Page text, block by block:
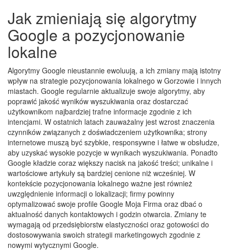
Jak zmieniają się algorytmy
Google a pozycjonowanie
lokalne
Algorytmy Google nieustannie ewoluują, a ich zmiany mają istotny
wpływ na strategie pozycjonowania lokalnego w Gorzowie i innych
miastach. Google regularnie aktualizuje swoje algorytmy, aby
poprawić jakość wyników wyszukiwania oraz dostarczać
użytkownikom najbardziej trafne informacje zgodnie z ich
intencjami. W ostatnich latach zauważalny jest wzrost znaczenia
czynników związanych z doświadczeniem użytkownika; strony
internetowe muszą być szybkie, responsywne i łatwe w obsłudze,
aby uzyskać wysokie pozycje w wynikach wyszukiwania. Ponadto
Google kładzie coraz większy nacisk na jakość treści; unikalne i
wartościowe artykuły są bardziej cenione niż wcześniej. W
kontekście pozycjonowania lokalnego ważne jest również
uwzględnienie informacji o lokalizacji; firmy powinny
optymalizować swoje profile Google Moja Firma oraz dbać o
aktualność danych kontaktowych i godzin otwarcia. Zmiany te
wymagają od przedsiębiorstw elastyczności oraz gotowości do
dostosowywania swoich strategii marketingowych zgodnie z
nowymi wytycznymi Google.